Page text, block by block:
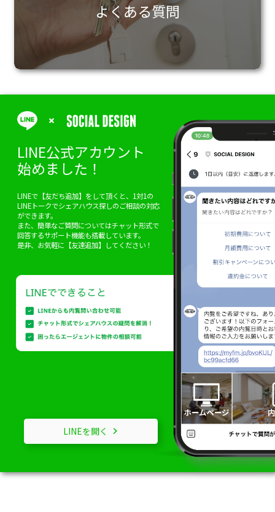
LINE公式アカウント
始めました！
LINEで【友だち追加】をして頂くと、1対1の
LINEトークでシェアハウス探しのご相談の対応
ができます。
また、簡単なご質問についてはチャット形式で
回答するサポート機能も搭載しています。
是非、お気軽に【友達追加】してください！
LINEを開く
よくある質問